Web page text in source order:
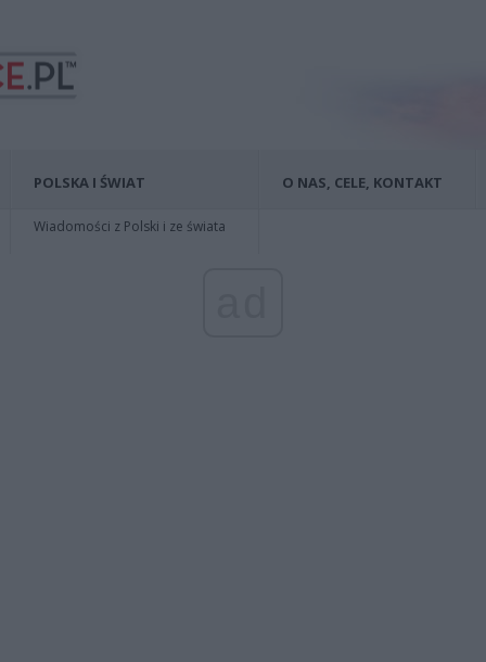
POLSKA I ŚWIAT
Wiadomości z Polski i ze świata
O NAS, CELE, KONTAKT